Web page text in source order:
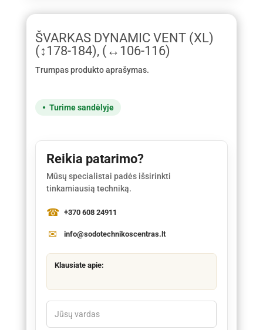
ŠVARKAS DYNAMIC VENT (XL)
(↕178-184), (↔106-116)
Trumpas produkto aprašymas.
Turime sandėlyje
Reikia patarimo?
Mūsų specialistai padės išsirinkti
tinkamiausią techniką.
+370 608 24911
info@sodotechnikoscentras.lt
Klausiate apie: